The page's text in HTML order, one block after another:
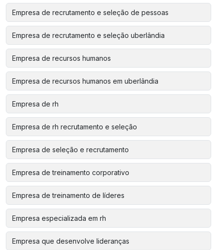
Empresa de recrutamento e seleção de pessoas
Empresa de recrutamento e seleção uberlândia
Empresa de recursos humanos
Empresa de recursos humanos em uberlândia
Empresa de rh
Empresa de rh recrutamento e seleção
Empresa de seleção e recrutamento
Empresa de treinamento corporativo
Empresa de treinamento de líderes
Empresa especializada em rh
Empresa que desenvolve lideranças